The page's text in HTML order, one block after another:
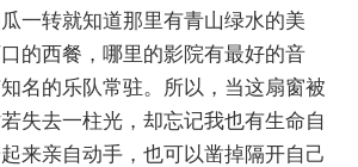
一转就知道那里有青山绿水的美
的西餐，哪里的影院有最好的音
名的乐队常驻。所以，当这扇窗被
失去一柱光，却忘记我也有生命自
来亲自动手，也可以凿掉隔开自己